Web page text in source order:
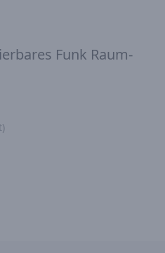
Funk Raum-
)